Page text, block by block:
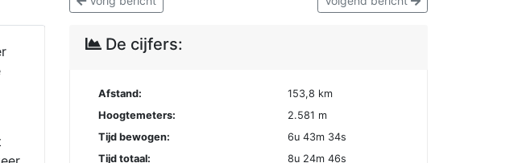
De cijfers:
Afstand:
153,8 km
Hoogtemeters:
2.581 m
Tijd bewogen:
6u 43m 34s
Tijd totaal:
8u 24m 46s